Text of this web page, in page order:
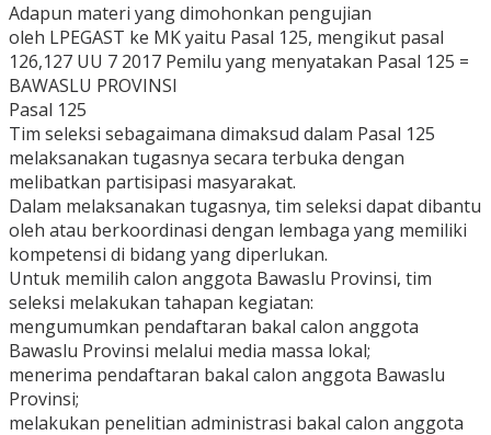
Adapun materi yang dimohonkan pengujian
oleh LPEGAST ke MK yaitu Pasal 125, mengikut pasal
126,127 UU 7 2017 Pemilu yang menyatakan Pasal 125 =
BAWASLU PROVINSI
Pasal 125
Tim seleksi sebagaimana dimaksud dalam Pasal 125
melaksanakan tugasnya secara terbuka dengan
melibatkan partisipasi masyarakat.
Dalam melaksanakan tugasnya, tim seleksi dapat dibantu
oleh atau berkoordinasi dengan lembaga yang memiliki
kompetensi di bidang yang diperlukan.
Untuk memilih calon anggota Bawaslu Provinsi, tim
seleksi melakukan tahapan kegiatan:
mengumumkan pendaftaran bakal calon anggota
Bawaslu Provinsi melalui media massa lokal;
menerima pendaftaran bakal calon anggota Bawaslu
Provinsi;
melakukan penelitian administrasi bakal calon anggota